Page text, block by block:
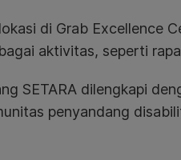
di Grab Excellence
aktivitas, seperti
SETARA dilengkapi
penyandang